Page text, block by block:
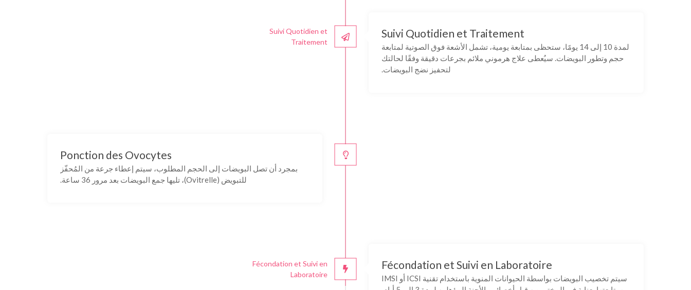
Suivi Quotidien et
Traitement
Suivi Quotidien et Traitement
لمدة 10 إلى 14 يومًا، ستحظى بمتابعة يومية، تشمل الأشعة فوق الصوتية لمتابعة
حجم وتطور البويضات. سيُعطى علاج هرموني ملائم بجرعات دقيقة وفقًا لحالتك
لتحفيز نضج البويضات.
Ponction des Ovocytes
بمجرد أن تصل البويضات إلى الحجم المطلوب، سيتم إعطاء جرعة من المُحفّز
للتبويض (Ovitrelle)، تليها جمع البويضات بعد مرور 36 ساعة.
Fécondation et Suivi en
Laboratoire
Fécondation et Suivi en Laboratoire
سيتم تخصيب البويضات بواسطة الحيوانات المنوية باستخدام تقنية ICSI أو IMSI